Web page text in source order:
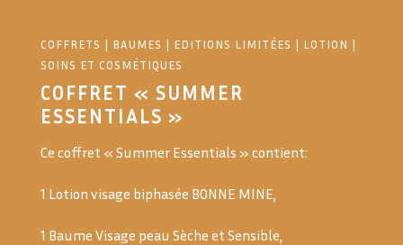
COFFRETS | BAUMES | EDITIONS LIMITÉES | LOTION |
SOINS ET COSMÉTIQUES
COFFRET « SUMMER
ESSENTIALS »
Ce coffret « Summer Essentials » contient:
1 Lotion visage biphasée BONNE MINE,
1 Baume Visage peau Sèche et Sensible,